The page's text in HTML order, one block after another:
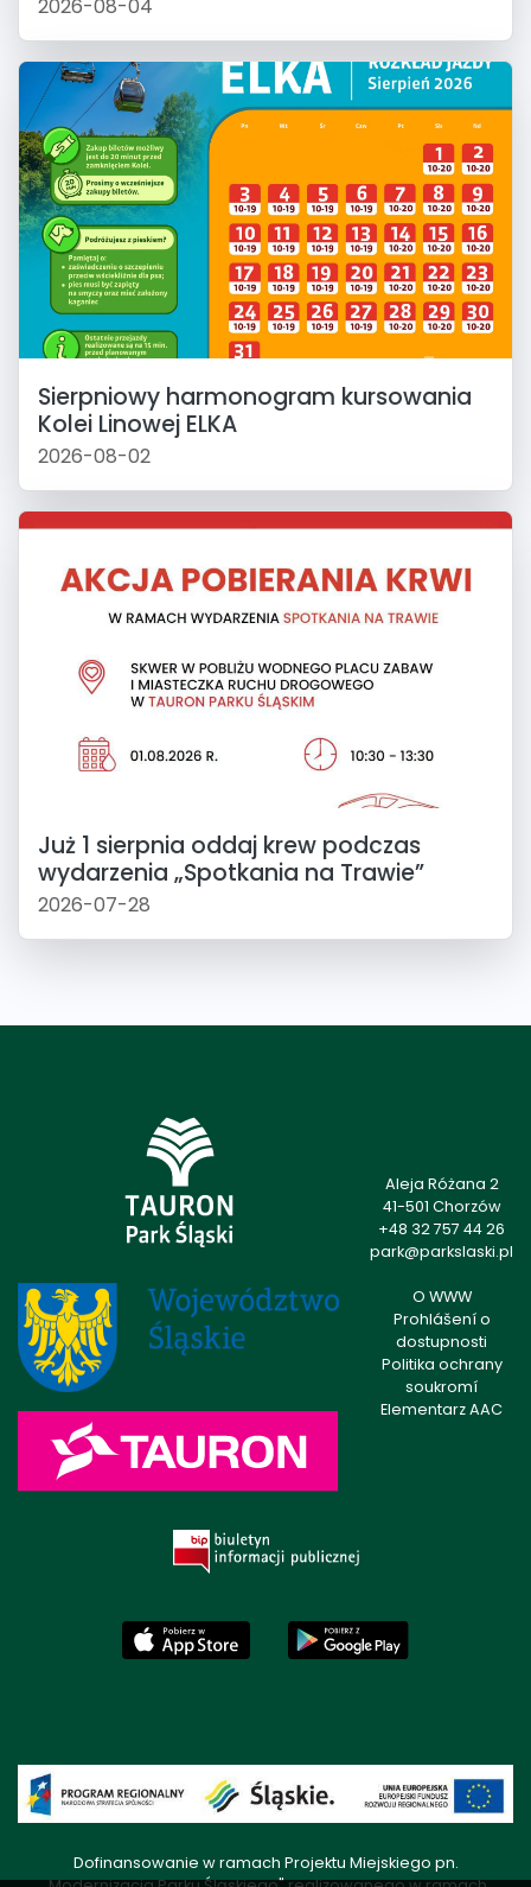
2026-08-04
Sierpniowy harmonogram kursowania
Kolei Linowej ELKA
2026-08-02
Już 1 sierpnia oddaj krew podczas
wydarzenia „Spotkania na Trawie”
2026-07-28
Aleja Różana 2
41-501 Chorzów
+48 32 757 44 26
park@parkslaski.pl
O WWW
Prohlášení o
dostupnosti
Politika ochrany
soukromí
Elementarz AAC
Dofinansowanie w ramach Projektu Miejskiego pn.